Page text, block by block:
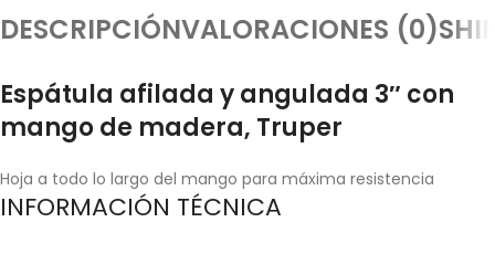
DESCRIPCIÓNVALORACIONES (0)
Espátula afilada y angulada 3″ con
mango de madera, Truper
Hoja a todo lo largo del mango para máxima resistencia
INFORMACIÓN TÉCNICA